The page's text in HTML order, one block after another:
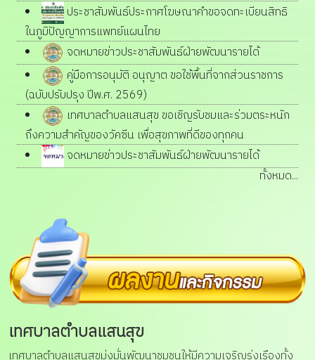
ประชาสัมพันธ์ประกาศโฆษณาคำขอจดทะเบียนสิทธิ
ในภูมิปัญญาการแพทย์แผนไทย
จดหมายข่าวประชาสัมพันธ์ฝ่ายพัฒนารายได้
คู่มือการอนุมัติ อนุญาต ขอใช้พื้นที่จากส่วนราชการ
(ฉบับปรับปรุง ปีพ.ศ. 2569)
เทศบาลตำบลแสนสุข ขอเชิญรับชมและร่วมตระหนัก
ถึงความสำคัญของวัคซีน เพื่อสุขภาพที่ดีของทุกคน
จดหมายข่าวประชาสัมพันธ์ฝ่ายพัฒนารายได้
ทั้งหมด...
เทศบาลตำบลแสนสุข